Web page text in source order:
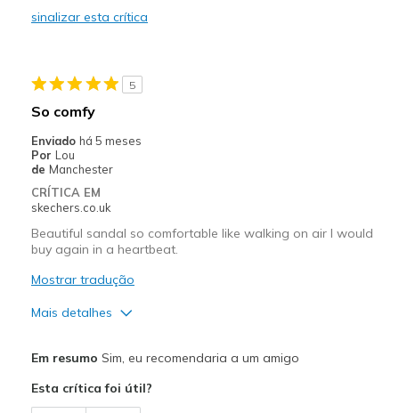
sinalizar esta crítica
5
So comfy
Enviado há 5 meses
Por Lou
de Manchester
CRÍTICA EM
skechers.co.uk
Beautiful sandal so comfortable like walking on air I would
buy again in a heartbeat.
Mostrar tradução
Mais detalhes
Comfortable
Em resumo Sim, eu recomendaria a um amigo
Esta crítica foi útil?